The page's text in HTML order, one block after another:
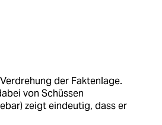
der Faktenlage.
von Schüssen
zeigt eindeutig, dass er